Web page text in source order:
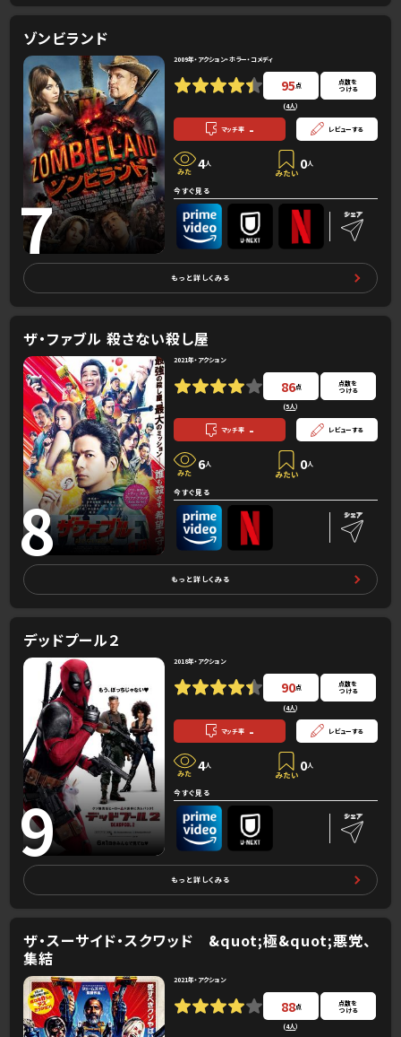
ゾンビランド
7
2009年・アクション・ホラー・コメディ
95点
(4人）
点数を
つける
マッチ率 - レビューする
4人 0人
今すぐ見る
もっと詳しくみる
ザ・ファブル 殺さない殺し屋
8
2021年・アクション
86点
(5人）
点数を
つける
マッチ率 - レビューする
6人 0人
今すぐ見る
もっと詳しくみる
デッドプール２
9
2018年・アクション
90点
(4人）
点数を
つける
マッチ率 - レビューする
4人 0人
今すぐ見る
もっと詳しくみる
ザ・スーサイド・スクワッド &quot;極&quot;悪党、
集結
2021年・アクション
88点
(4人）
点数を
つける